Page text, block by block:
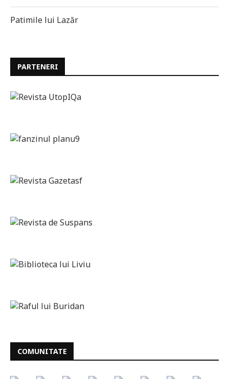
Patimile lui Lazăr
PARTENERI
COMUNITATE